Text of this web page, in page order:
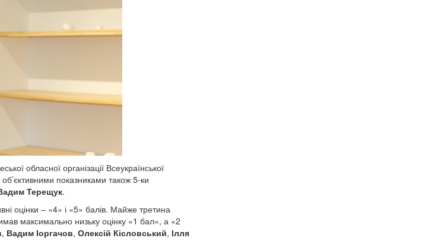
обласної організації Всеукраїнської
об’єктивними показниками також 5-ки
Терещук.
оцінки – «4» і «5» балів. Майже третина
максимально низьку оцінку «1 бал», а «2
, Вадим Іоргачов, Олексій Кісловський, Ілля